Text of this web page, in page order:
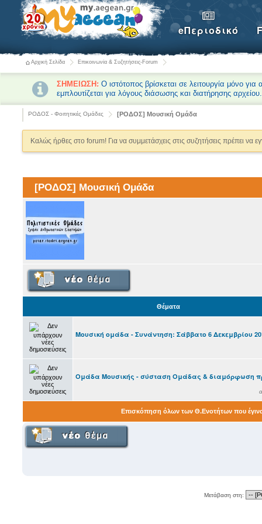
eΠεριοδικό
Αρχική Σελίδα Επικοινωνία & Συζητήσεις-Forum
ΣΗΜΕΙΩΣΗ: Ο ιστότοπος βρίσκεται σε λειτουργία μόνο
εμπλουτίζεται για λόγους διάσωσης και διατήρησης αρχείου.
ΡΟΔΟΣ - Φοιτητικές Ομάδες [ΡΟΔΟΣ] Μουσική Ομάδα
Καλώς ήρθες στο forum! Για να συμμετάσχεις στις συζητήσεις πρέπει να
[ΡΟΔΟΣ] Μουσική Ομάδα
Θέματα
Μουσική ομάδα - Συνάντηση: Σάββατο 6 Δεκεμβρίου
Ομάδα Μουσικής - σύσταση Ομάδας & διαμόρφωση
Επισκόπηση όλων των Θ.Ενοτήτων που
Μετάβαση στη: